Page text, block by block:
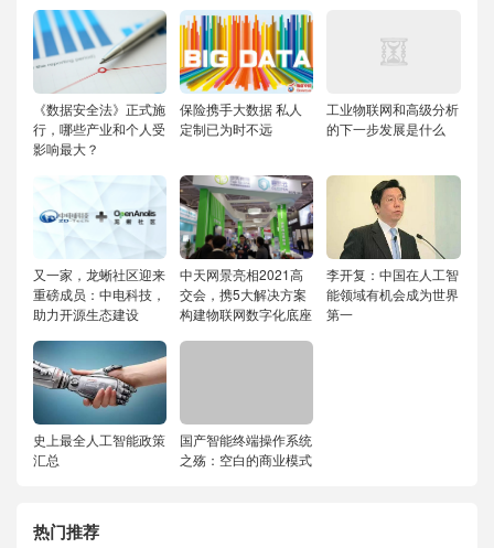
《数据安全法》正式施
行，哪些产业和个人受
影响最大？
保险携手大数据 私人
定制已为时不远
工业物联网和高级分析
的下一步发展是什么
又一家，龙蜥社区迎来
重磅成员：中电科技，
助力开源生态建设
中天网景亮相2021高
交会，携5大解决方案
构建物联网数字化底座
李开复：中国在人工智
能领域有机会成为世界
第一
史上最全人工智能政策
汇总
国产智能终端操作系统
之殇：空白的商业模式
热门推荐